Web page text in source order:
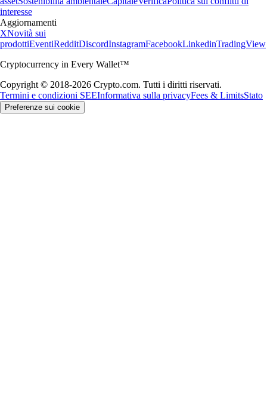
interesse
Aggiornamenti
XNovità sui
prodottiEventiRedditDiscordInstagramFacebookLinkedinTradingView
Cryptocurrency in Every Wallet™
Copyright © 2018-2026 Crypto.com. Tutti i diritti riservati.
Termini e condizioni SEEInformativa sulla privacyFees & LimitsStato
Preferenze sui cookie